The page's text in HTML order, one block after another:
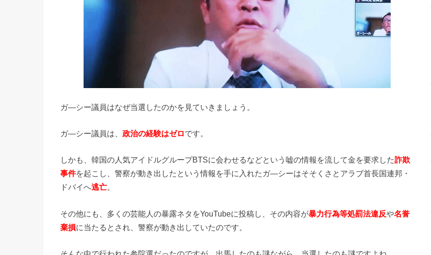
ガ―シー議員はなぜ当選したのかを見ていきましょう。
ガ―シー議員は、 政治の経験はゼロです。
しかも、韓国の人気アイドルグループBTSに会わせるなどという嘘の情報を流して金を要求した詐欺
事件を起こし、警察が動き出したという情報を手に入れたガ―シーはそそくさとアラブ首長国連邦・
ドバイへ逃亡。
その他にも、多くの芸能人の暴露ネタをYouTubeに投稿し、その内容が暴力行為等処罰法違反や名誉
棄損に当たるとされ、警察が動き出していたのです。